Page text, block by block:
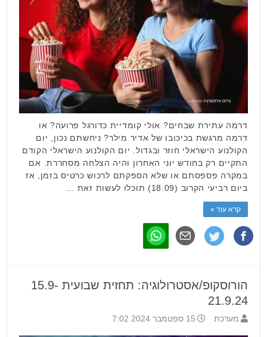
דרמה עתירת שבחים? אולי קומדיית כדורגל פרועה? או
דרמה מרגשת בכיכובו של אדיר מילר? ניחשתם נכון, יום
הקולנוע הישראלי חוזר ובגדול. יום הקולנוע הישראלי הקודם
התקיים רק בחודש יוני האחרון והיה הצלחה מסחררת. אם
במקרה פספסתם או שלא הספקתם לרכוש כרטיס בזמן, אז
ביום רביעי הקרוב (18.09) תוכלו לעשות זאת …
קרא עוד »
הורוסקופ/אסטרולוגיה: תחזית שבועית 15.9-
21.9.24
מערכת 15 ספטמבר 2024 7:02